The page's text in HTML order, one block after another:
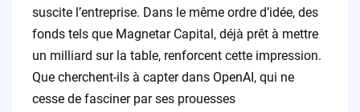
suscite l’entreprise. Dans le même ordre d’idée, des
fonds tels que Magnetar Capital, déjà prêt à mettre
un milliard sur la table, renforcent cette impression.
Que cherchent-ils à capter dans OpenAI, qui ne
cesse de fasciner par ses prouesses